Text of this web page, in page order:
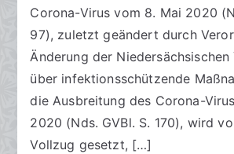
a
n
w
l
t
e
n
t
l
c
h
t
a
e
zu
Vorläufiger
Rechtsschutz
gegen
eine
infektionsschutzrechtliche
Verordnung
Corona-Virus vom 8. Mai 2020
97), zuletzt geändert durch
Änderung der Niedersächsischen
über infektionsschützende
die Ausbreitung des Corona-
2020 (Nds. GVBl. S. 170), wird
Vollzug gesetzt, […]